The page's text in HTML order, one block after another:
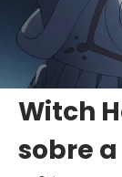
Witch
sobre